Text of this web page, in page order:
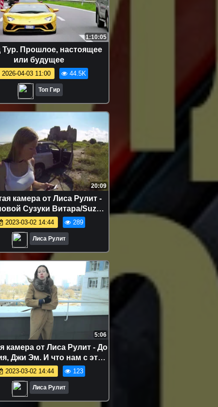
1:10:05
Тур. Прошлое, настоящее
или будущее
2026-04-03 11:00 44.5K
Топ Гир
20:09
камера от Лиса Рулит -
Сузуки Витара/Suzuki
Vitara. Лиса Рулит.
2023-03-02 14:44 289
Лиса Рулит
5:06
камера от Лиса Рулит - До
Джи Эм. И что нам с этим
делать. Лиса Рулит.
2023-03-02 14:44 123
Лиса Рулит